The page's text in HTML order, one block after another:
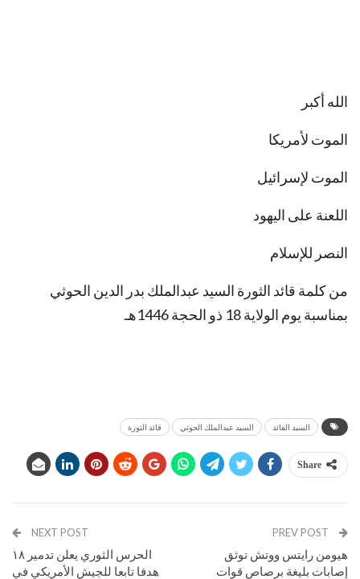
الله أكبر
الموت لأمريكا
الموت لإسرائيل
اللعنة على اليهود
النصر للإسلام
من كلمة قائد الثورة السيد عبدالملك بدر الدين الحوثي
بمناسبة يوم الولاية 18 ذو الحجة 1446هـ
السيد القائد السيد عبدالملك الحوثي قائد الثورة
Share
هيومن رايتس ووتش توثق
إصابات بليغة برصاص قوات
NEXT POST
الحرس الثوري يعلن تدمير ١٨
هدفا تابعا للجيش الأمريكي في